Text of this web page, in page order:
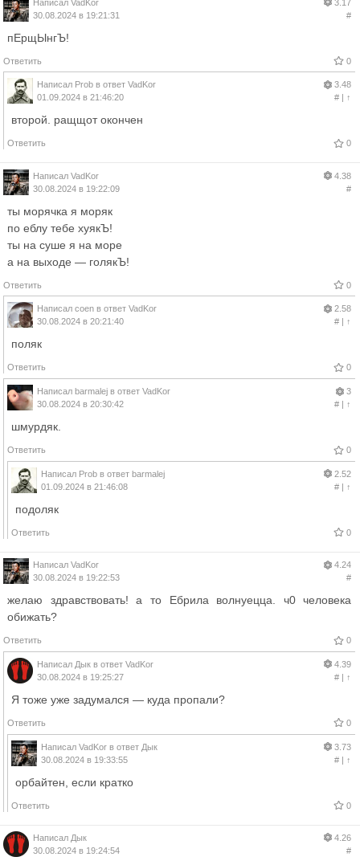
Написал VadKor
30.08.2024 в 19:21:31
3.17
#
пЕрщЫнгЪ!
Ответить 0
Написал Prob в ответ VadKor
01.09.2024 в 21:46:20
3.48
#| ↑
второй. ращщот окончен
Ответить 0
Написал VadKor
30.08.2024 в 19:22:09
4.38
#
ты морячка я моряк
по еблу тебе хуякЪ!
ты на суше я на море
а на выходе — голякЪ!
Ответить 0
Написал coen в ответ VadKor
30.08.2024 в 20:21:40
2.58
#| ↑
поляк
Ответить 0
Написал barmalej в ответ VadKor
30.08.2024 в 20:30:42
3
#| ↑
шмурдяк.
Ответить 0
Написал Prob в ответ barmalej
01.09.2024 в 21:46:08
2.52
#| ↑
подоляк
Ответить 0
Написал VadKor
30.08.2024 в 19:22:53
4.24
#
желаю здравствовать! а то Ебрила волнуецца. ч0 человека
обижать?
Ответить 0
Написал Дык в ответ VadKor
30.08.2024 в 19:25:27
4.39
#| ↑
Я тоже уже задумался — куда пропали?
Ответить 0
Написал VadKor в ответ Дык
30.08.2024 в 19:33:55
3.73
#| ↑
орбайтен, если кратко
Ответить 0
Написал Дык
30.08.2024 в 19:24:54
4.26
#